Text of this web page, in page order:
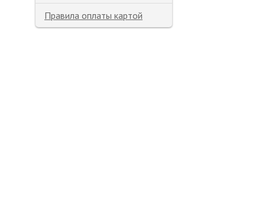
Правила оплаты картой